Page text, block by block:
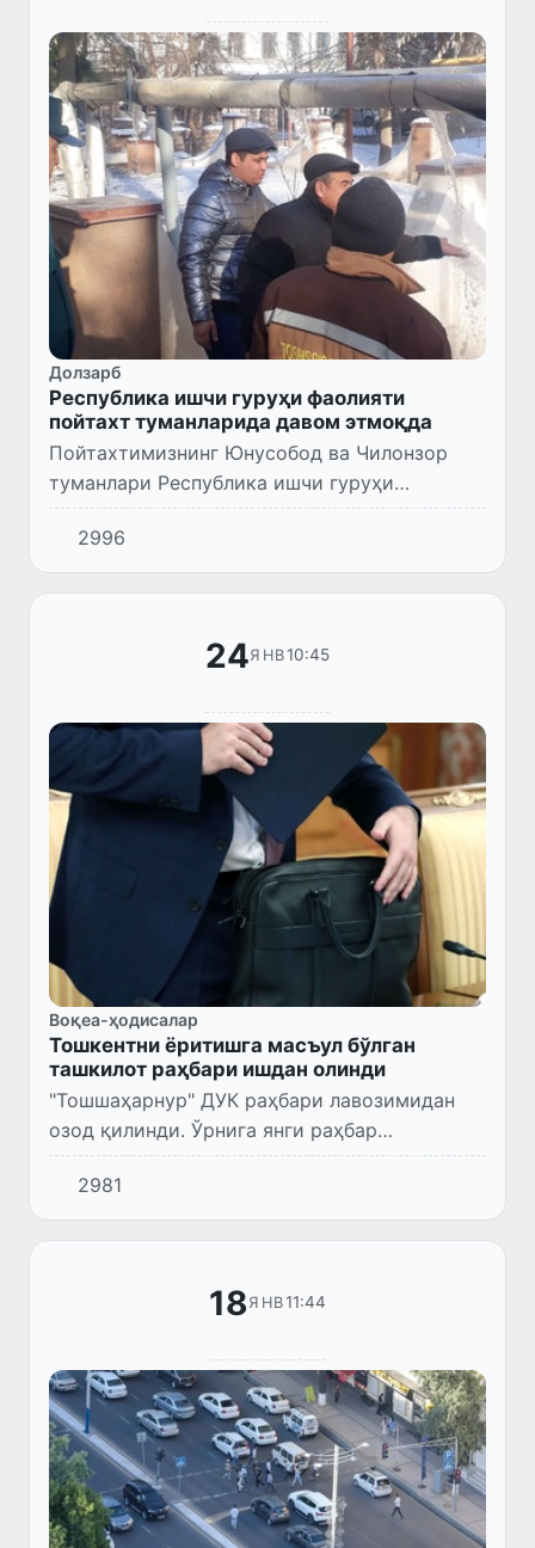
Долзарб
Республика ишчи гуруҳи фаолияти
пойтахт туманларида давом этмоқда
Пойтахтимизнинг Юнусобод ва Чилонзор
туманлари Республика ишчи гуруҳи
фаолиятининг навбатдаги манзилларига
айланди.
2996
24ЯНВ10:45
Воқеа-ҳодисалар
Тошкентни ёритишга масъул бўлган
ташкилот раҳбари ишдан олинди
"Тошшаҳарнур" ДУК раҳбари лавозимидан
озод қилинди. Ўрнига янги раҳбар
тайинланди.
2981
18ЯНВ11:44